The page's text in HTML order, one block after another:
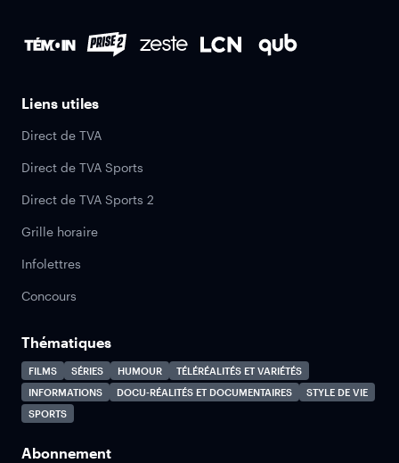
Liens utiles
Direct de TVA
Direct de TVA Sports
Direct de TVA Sports 2
Grille horaire
Infolettres
Concours
Thématiques
FILMS SÉRIES HUMOUR
TÉLÉRÉALITÉS ET VARIÉTÉS
INFORMATIONS
DOCU-RÉALITÉS ET DOCUMENTAIRES
STYLE DE VIE
SPORTS
Abonnement